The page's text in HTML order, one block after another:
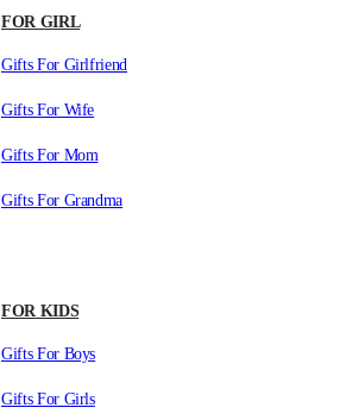
FOR GIRL
Gifts For Girlfriend
Gifts For Wife
Gifts For Mom
Gifts For Grandma
FOR KIDS
Gifts For Boys
Gifts For Girls